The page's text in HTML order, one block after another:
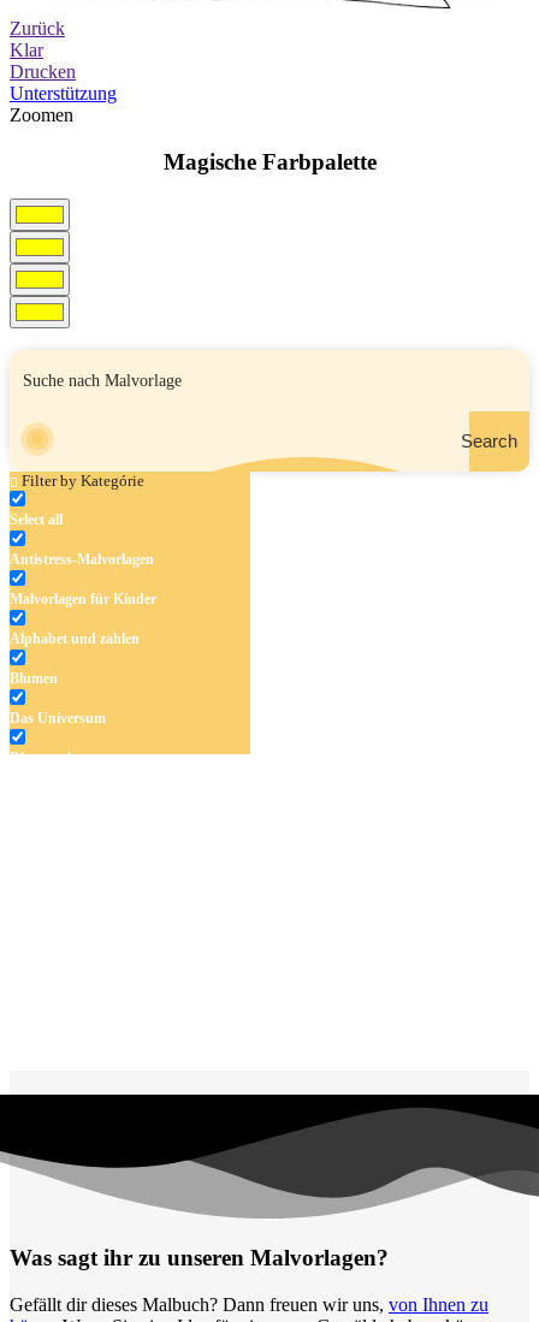
Zurück
Klar
Drucken
Unterstützung
Zoomen
Magische Farbpalette
Search
Filter by Kategórie
Select all
Antistress-Malvorlagen
Malvorlagen für Kinder
Alphabet und zahlen
Blumen
Das Universum
Dinosaurier
Sport
Teddys und Pferde
Valentinstag und Liebe
Was sagt ihr zu unseren Malvorlagen?
Gefällt dir dieses Malbuch? Dann freuen wir uns, von Ihnen zu